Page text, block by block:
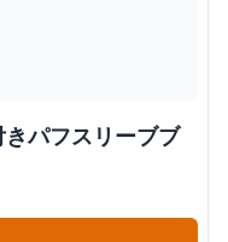
パフスリーブブ